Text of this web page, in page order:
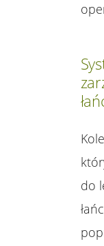
do